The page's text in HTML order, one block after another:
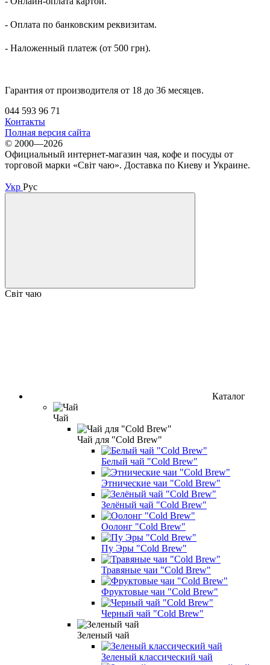
- Оплата по банковским реквизитам.
- Наложенный платеж (от 500 грн).
Гарантия от производителя от 18 до 36 месяцев.
044 593 96 71
Контакты
Полная версия сайта
© 2000—2026
Официальный интернет-магазин чая, кофе и посуды от
торговой марки «Світ чаю». Доставка по Киеву и Украине.
Укр Рус
Світ чаю
Каталог
Чай
Чай для "Cold Brew"
Белый чай "Cold Brew"
Этнические чаи "Cold Brew"
Зелёный чай "Cold Brew"
Оолонг "Cold Brew"
Пу Эры "Cold Brew"
Травяные чаи "Cold Brew"
Фруктовые чаи "Cold Brew"
Черный чай "Cold Brew"
Зеленый чай
Зеленый классический чай